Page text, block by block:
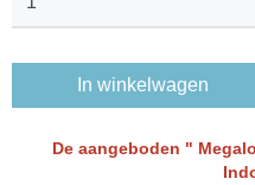
In winkelwagen
De aangeboden "